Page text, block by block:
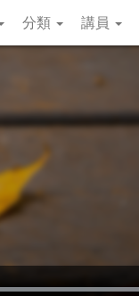
分類 講員